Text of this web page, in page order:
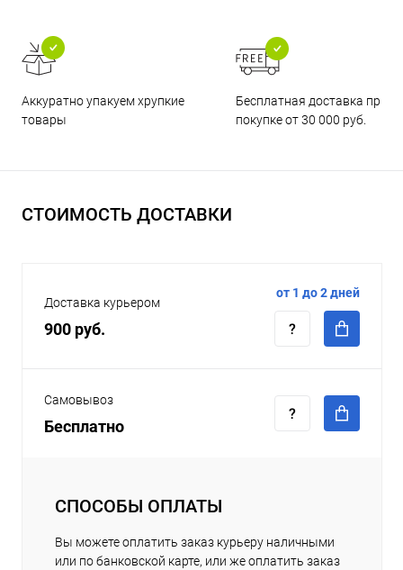
Аккуратно упакуем хрупкие
товары
Бесплатная доставка при
покупке от 30 000 руб.
СТОИМОСТЬ ДОСТАВКИ
Доставка курьером
900 руб.
от 1 до 2 дней
Самовывоз
Бесплатно
СПОСОБЫ ОПЛАТЫ
Вы можете оплатить заказ курьеру наличными
или по банковской карте, или же оплатить заказ